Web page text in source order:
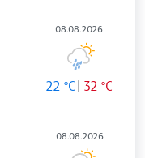
08.08.2026
22 °C 32 °C
08.08.2026